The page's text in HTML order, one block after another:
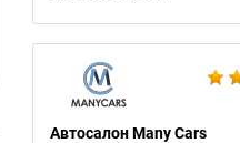
Автосалон Many Cars